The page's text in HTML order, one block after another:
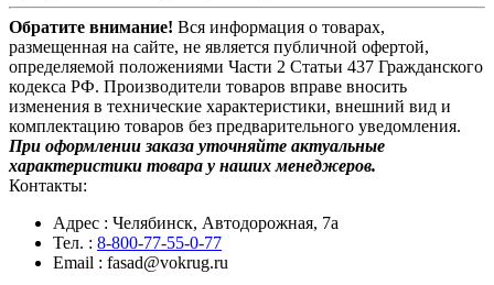
Обратите внимание! Вся информация о товарах,
размещенная на сайте, не является публичной офертой,
определяемой положениями Части 2 Статьи 437 Гражданского
кодекса РФ. Производители товаров вправе вносить
изменения в технические характеристики, внешний вид и
комплектацию товаров без предварительного уведомления.
При оформлении заказа уточняйте актуальные
характеристики товара у наших менеджеров.
Контакты:
Адрес : Челябинск, Автодорожная, 7а
Тел. : 8-800-77-55-0-77
Email : fasad@vokrug.ru